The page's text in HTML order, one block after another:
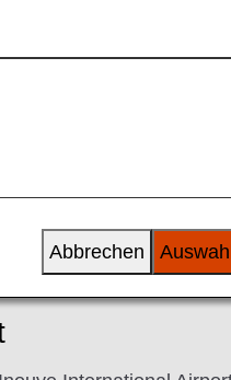
Security
Abbrechen